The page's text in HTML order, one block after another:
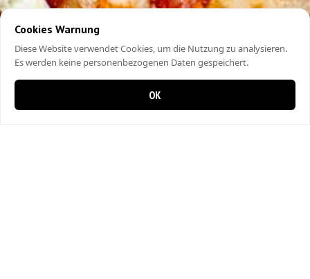
Cookies Warnung
Diese Website verwendet Cookies, um die Nutzung zu analysieren.
Es werden keine personenbezogenen Daten gespeichert.
OK